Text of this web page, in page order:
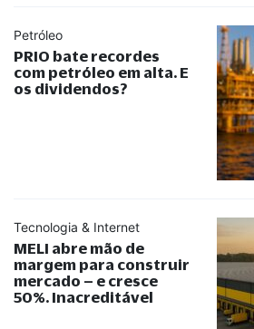
Petróleo
PRIO bate recordes
com petróleo em alta. E
os dividendos?
Tecnologia & Internet
MELI abre mão de
margem para construir
mercado – e cresce
50%. Inacreditável